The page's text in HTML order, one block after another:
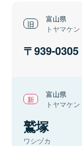
富山県
トヤマケン
939-0305
富山県
トヤマケン
鷲塚
ワシヅカ